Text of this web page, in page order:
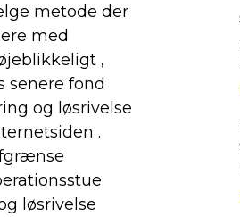
metode der
med
,
senere fond
og løsrivelse
.
løsrivelse